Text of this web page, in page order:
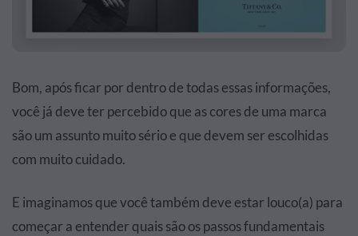
Bom, após ficar por dentro de todas essas informações,
você já deve ter percebido que as cores de uma marca
são um assunto muito sério e que devem ser escolhidas
com muito cuidado.
E imaginamos que você também deve estar louco(a) para
começar a entender quais são os passos fundamentais